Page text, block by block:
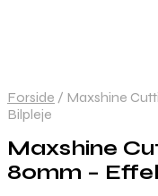
Forside / Maxshine
Bilpleje
Maxshine
80mm –